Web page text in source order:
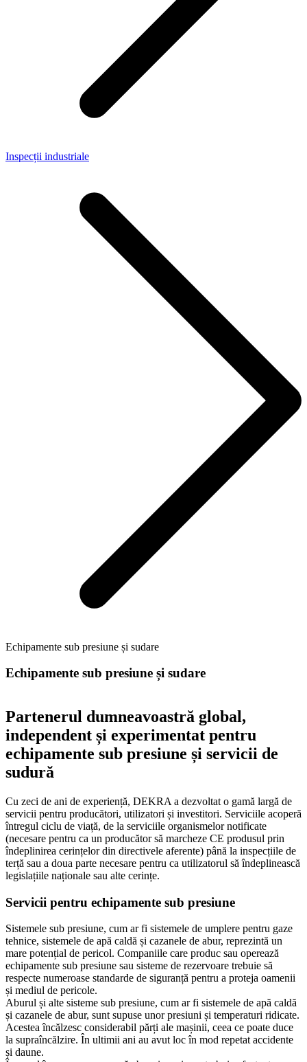
Inspecții industriale
Echipamente sub presiune și sudare
Echipamente sub presiune și sudare
Partenerul dumneavoastră global,
independent și experimentat pentru
echipamente sub presiune și servicii de
sudură
Cu zeci de ani de experiență, DEKRA a dezvoltat o gamă largă de
servicii pentru producători, utilizatori și investitori. Serviciile acoperă
întregul ciclu de viață, de la serviciile organismelor notificate
(necesare pentru ca un producător să marcheze CE produsul prin
îndeplinirea cerințelor din directivele aferente) până la inspecțiile de
terță sau a doua parte necesare pentru ca utilizatorul să îndeplinească
legislațiile naționale sau alte cerințe.
Servicii pentru echipamente sub presiune
Sistemele sub presiune, cum ar fi sistemele de umplere pentru gaze
tehnice, sistemele de apă caldă și cazanele de abur, reprezintă un
mare potențial de pericol. Companiile care produc sau operează
echipamente sub presiune sau sisteme de rezervoare trebuie să
respecte numeroase standarde de siguranță pentru a proteja oamenii
și mediul de pericole.
Aburul și alte sisteme sub presiune, cum ar fi sistemele de apă caldă
și cazanele de abur, sunt supuse unor presiuni și temperaturi ridicate.
Acestea încălzesc considerabil părți ale mașinii, ceea ce poate duce
la supraîncălzire. În ultimii ani au avut loc în mod repetat accidente
și daune.